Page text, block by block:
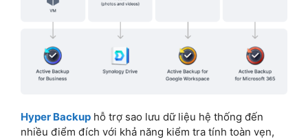
Hyper Backup hỗ trợ sao lưu dữ liệu hệ thống đến
nhiều điểm đích với khả năng kiểm tra tính toàn vẹn,